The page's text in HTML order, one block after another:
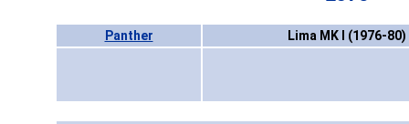
Panther Lima MK I (1976-80)